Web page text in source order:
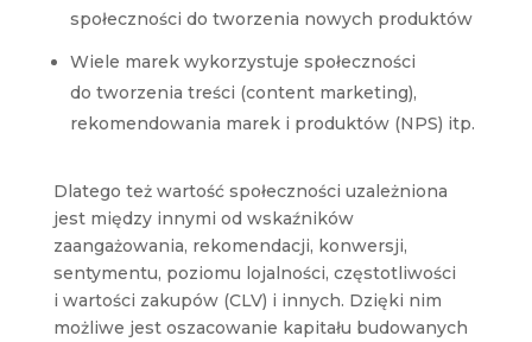
społeczności do tworzenia nowych produktów
Wiele marek wykorzystuje społeczności
do tworzenia treści (content marketing),
rekomendowania marek i produktów (NPS) itp.
Dlatego też wartość społeczności uzależniona
jest między innymi od wskaźników
zaangażowania, rekomendacji, konwersji,
sentymentu, poziomu lojalności, częstotliwości
i wartości zakupów (CLV) i innych. Dzięki nim
możliwe jest oszacowanie kapitału budowanych